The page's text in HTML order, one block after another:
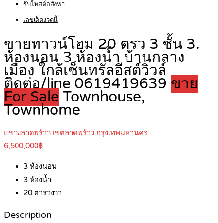
รับโพสต์อสังหา
เลขเด็ดงวดนี้
ขายทาวน์โฮม 20 ตรว 3 ชั้น 3.
ห้องนอน 3 ห้องน้ำ บ้านกลาง
เมือง ใกล้เซ็นทรัลอีสต์วิวล์
ติดต่อ/line 0619419639 ขาย
For Sale Townhouse,
Townhome
แขวงลาดพร้าว เขตลาดพร้าว กรุงเทพมหานคร
6,500,000฿
3 ห้องนอน
3 ห้องน้ำ
20 ตารางวา
Description